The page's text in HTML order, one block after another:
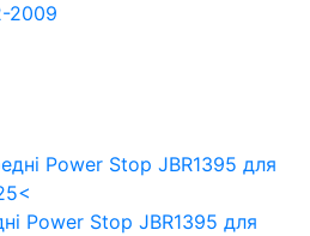
2009
Power Stop JBR1395 для